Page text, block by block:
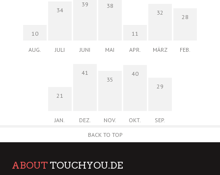
10
AUG.
34
JULI
39
JUNI
38
MAI
11
APR.
32
MÄRZ
28
FEB.
21
JAN.
41
DEZ.
35
NOV.
40
OKT.
29
SEP.
BACK TO TOP
ABOUT TOUCHYOU.DE